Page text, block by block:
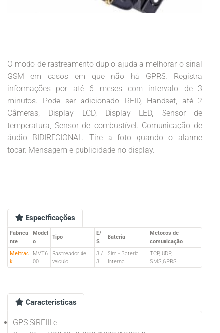
O modo de rastreamento duplo ajuda a melhorar o sinal
GSM em casos em que não há GPRS. Registra
informações por até 6 meses com intervalo de 3
minutos. Pode ser adicionado RFID, Handset, até 2
Câmeras, Display LCD, Display LED, Sensor de
temperatura, Sensor de combustível. Comunicação de
áudio BIDIRECIONAL. Tire a foto quando o alarme
tocar. Mensagem e publicidade no display.
Especificações
Fabrica
nte
Model
o
Tipo
E/
S
Bateria
Métodos de
comunicação
Meitrac
k
MVT6
00
Rastreador de
veículo
3 /
3
Sim - Bateria
Interna
TCP, UDP,
SMS,GPRS
Caracteristicas
GPS SiRFIII e